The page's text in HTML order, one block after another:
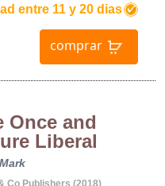
entre 11 y 20 dias
comprar
Once and
Liberal
Co Publishers (2018)